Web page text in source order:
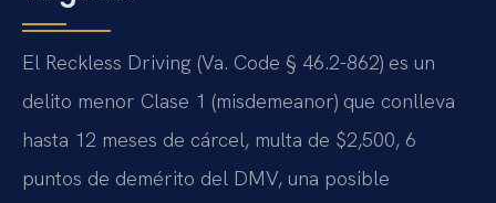
El Reckless Driving (Va. Code § 46.2-862) es un
delito menor Clase 1 (misdemeanor) que conlleva
hasta 12 meses de cárcel, multa de $2,500, 6
puntos de demérito del DMV, una posible